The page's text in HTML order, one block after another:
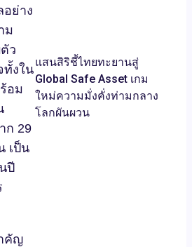
อย่าง
ม
ว
ทั้งใน
อม
ก 29
เป็น
ปี
คัญ
แสนสิริชี้ไทยทะยานสู่
Global Safe Asset เกม
ใหม่ความมั่งคั่งท่ามกลาง
โลกผันผวน